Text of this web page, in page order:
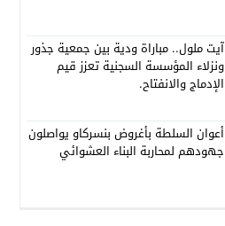
آيت ملول.. مباراة ودية بين جمعية جذور
ونزلاء المؤسسة السجنية تعزز قيم
الإدماج والانفتاح.
أعوان السلطة بأغروض بنسركاو يواصلون
جهودهم لمحاربة البناء العشوائي